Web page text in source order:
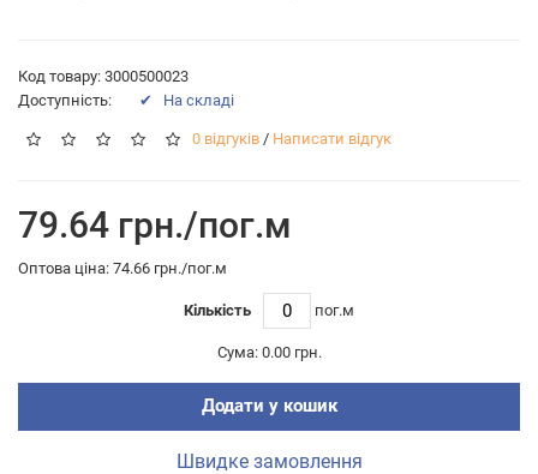
Код товару: 3000500023
Доступність:
✔ На складі
0 відгуків / Написати відгук
79.64 грн./пог.м
Оптова цiна: 74.66 грн./пог.м
Кількість пог.м
Сума: 0.00 грн.
Додати у кошик
Швидке замовлення